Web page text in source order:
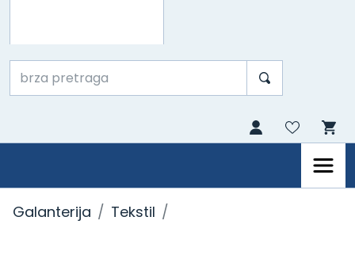
Galanterija Tekstil